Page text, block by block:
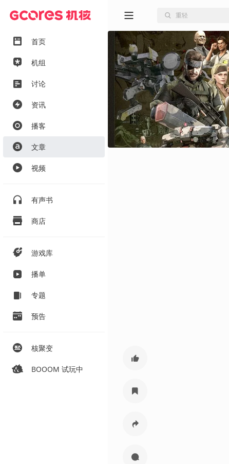
首页
机组
讨论
资讯
播客
文章
视频
有声书
商店
游戏库
播单
专题
预告
核聚变
BOOOM 试玩中